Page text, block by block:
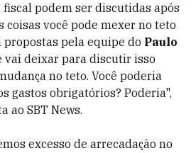
fiscal podem ser discutidas após
coisas você pode mexer no teto
propostas pela equipe do Paulo
vai deixar para discutir isso
no teto. Você poderia
gastos obrigatórios? Poderia",
ao SBT News.
excesso de arrecadação no